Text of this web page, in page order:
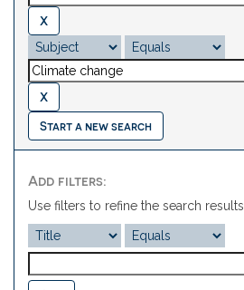
Start a new search
Add filters:
Use filters to refine the search results.